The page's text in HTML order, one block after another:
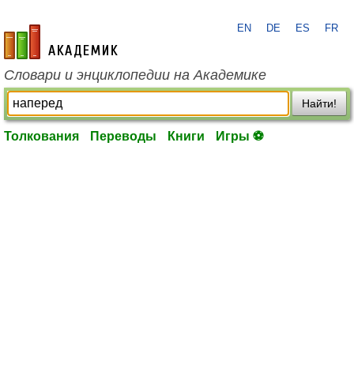
academic.ru
EN DE ES FR
Словари и энциклопедии на Академике
Найти!
Толкования Переводы Книги Игры ⚽